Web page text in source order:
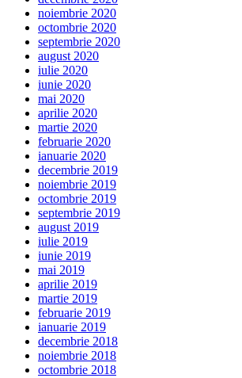
noiembrie 2020
octombrie 2020
septembrie 2020
august 2020
iulie 2020
iunie 2020
mai 2020
aprilie 2020
martie 2020
februarie 2020
ianuarie 2020
decembrie 2019
noiembrie 2019
octombrie 2019
septembrie 2019
august 2019
iulie 2019
iunie 2019
mai 2019
aprilie 2019
martie 2019
februarie 2019
ianuarie 2019
decembrie 2018
noiembrie 2018
octombrie 2018